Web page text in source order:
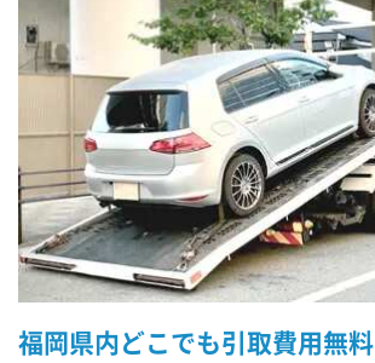
福岡県内どこでも引取費用無料